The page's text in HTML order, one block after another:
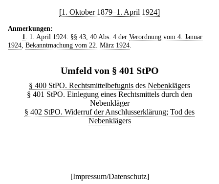
[1. Oktober 1879–1. April 1924]
Anmerkungen:
1
. 1. April 1924: §§ 43, 40 Abs. 4 der Verordnung vom 4. Januar
1924 Bekanntmachung vom 22. März 1924
Umfeld von § 401 StPO
§ 400 StPO. Rechtsmittelbefugnis des Nebenklägers
§ 401 StPO. Einlegung eines Rechtsmittels durch den
Nebenkläger
§ 402 StPO. Widerruf der Anschlusserklärung; Tod des
Nebenklägers
[Impressum/Datenschutz]